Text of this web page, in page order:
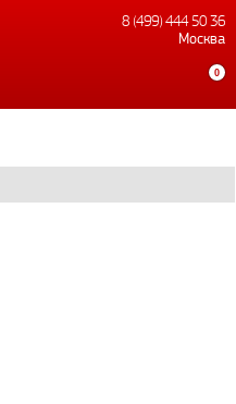
8 (499) 444 50 36
Москва
0